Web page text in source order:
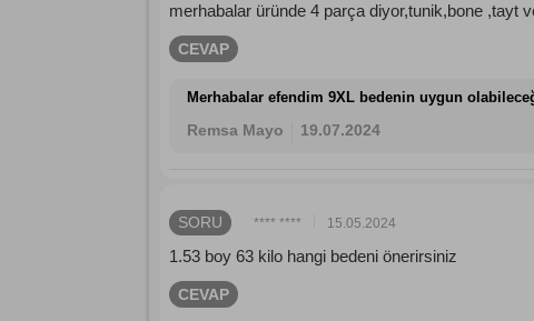
merhabalar üründe 4 parça diyor,tunik,bone ,tayt
CEVAP
Merhabalar efendim 9XL bedenin uygun
Remsa Mayo 19.07.2024
SORU **** **** 15.05.2024
1.53 boy 63 kilo hangi bedeni önerirsiniz
CEVAP